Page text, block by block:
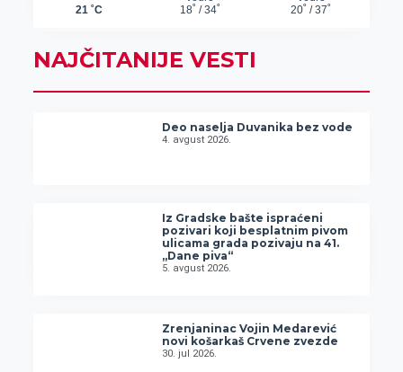
NAJČITANIJE VESTI
Deo naselja Duvanika bez vode
4. avgust 2026.
Iz Gradske bašte ispraćeni
pozivari koji besplatnim pivom
ulicama grada pozivaju na 41.
„Dane piva“
5. avgust 2026.
Zrenjaninac Vojin Medarević
novi košarkaš Crvene zvezde
30. jul 2026.